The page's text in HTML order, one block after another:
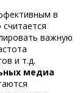
в
важную
и т.д.
медиа